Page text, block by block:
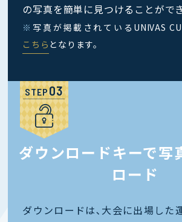
の写真を簡単に見つけることができ
※ 写真が掲載されているUNIVAS
こちら となります。
STEP
ダウンロードキーで写
ロード
ダウンロードは､大会に出場した